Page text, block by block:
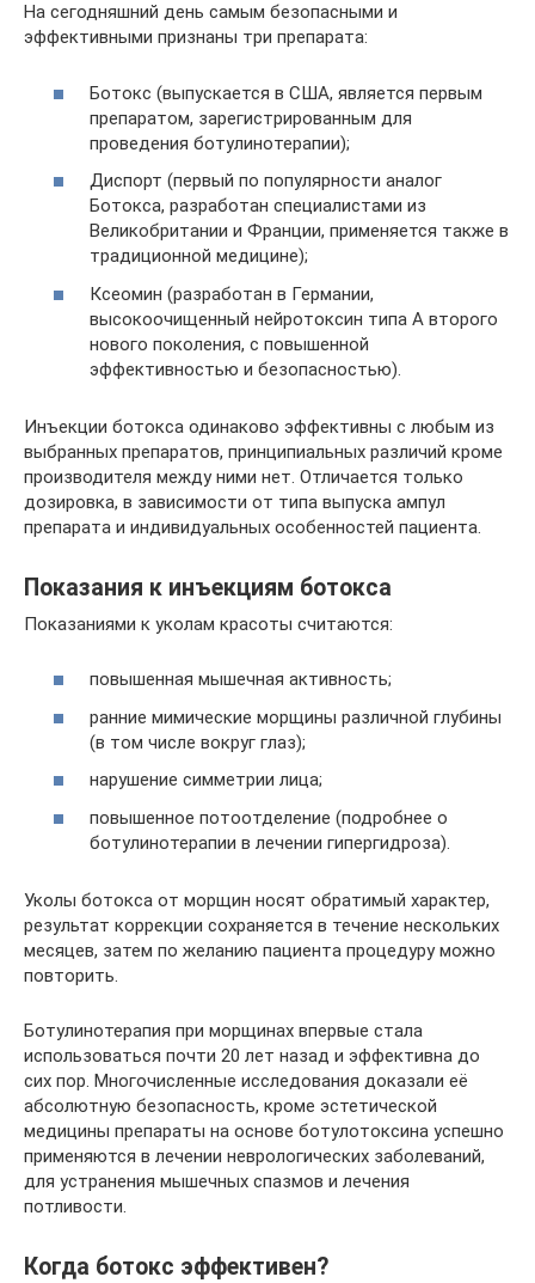
На сегодняшний день самым безопасными и
эффективными признаны три препарата:
Ботокс (выпускается в США, является первым
препаратом, зарегистрированным для
проведения ботулинотерапии);
Диспорт (первый по популярности аналог
Ботокса, разработан специалистами из
Великобритании и Франции, применяется также в
традиционной медицине);
Ксеомин (разработан в Германии,
высокоочищенный нейротоксин типа А второго
нового поколения, с повышенной
эффективностью и безопасностью).
Инъекции ботокса одинаково эффективны с любым из
выбранных препаратов, принципиальных различий кроме
производителя между ними нет. Отличается только
дозировка, в зависимости от типа выпуска ампул
препарата и индивидуальных особенностей пациента.
Показания к инъекциям ботокса
Показаниями к уколам красоты считаются:
повышенная мышечная активность;
ранние мимические морщины различной глубины
(в том числе вокруг глаз);
нарушение симметрии лица;
повышенное потоотделение (подробнее о
ботулинотерапии в лечении гипергидроза).
Уколы ботокса от морщин носят обратимый характер,
результат коррекции сохраняется в течение нескольких
месяцев, затем по желанию пациента процедуру можно
повторить.
Ботулинотерапия при морщинах впервые стала
использоваться почти 20 лет назад и эффективна до
сих пор. Многочисленные исследования доказали её
абсолютную безопасность, кроме эстетической
медицины препараты на основе ботулотоксина успешно
применяются в лечении неврологических заболеваний,
для устранения мышечных спазмов и лечения
потливости.
Когда ботокс эффективен?